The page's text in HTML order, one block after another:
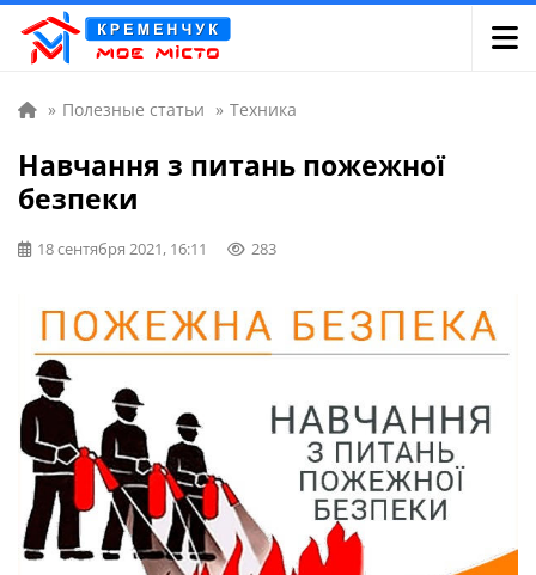
» Полезные статьи » Техника
Навчання з питань пожежної
безпеки
18 сентября 2021, 16:11 283